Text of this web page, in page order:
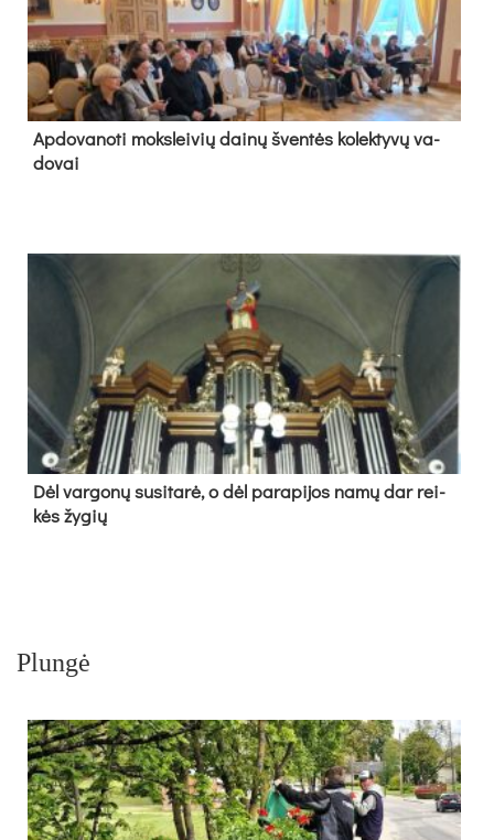
Ap­do­va­no­ti moks­lei­vių dai­nų šven­tės ko­lek­ty­vų va­
do­vai
Dėl var­go­nų su­si­ta­rė, o dėl pa­ra­pi­jos na­mų dar rei­
kės žy­gių
Plungė